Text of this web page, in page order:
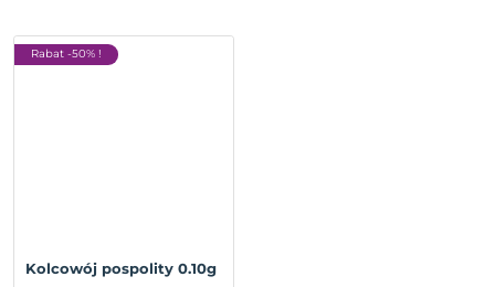
Rabat -50% !
Kolcowój pospolity 0.10g